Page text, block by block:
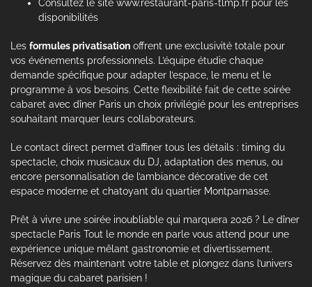
Consultez le site www.restaurant-paris-tlmp.fr pour les
disponibilités
Les formules privatisation offrent une exclusivité totale pour
vos événements professionnels. L’équipe étudie chaque
demande spécifique pour adapter l’espace, le menu et le
programme à vos besoins. Cette flexibilité fait de cette soirée
cabaret avec dîner Paris un choix privilégié pour les entreprises
souhaitant marquer leurs collaborateurs.
Le contact direct permet d’affiner tous les détails : timing du
spectacle, choix musicaux du DJ, adaptation des menus, ou
encore personnalisation de l’ambiance décorative de cet
espace moderne et chatoyant du quartier Montparnasse.
Prêt à vivre une soirée inoubliable qui marquera 2026 ? Le dîner
spectacle Paris Tout le monde en parle vous attend pour une
expérience unique mêlant gastronomie et divertissement.
Réservez dès maintenant votre table et plongez dans l’univers
magique du cabaret parisien !